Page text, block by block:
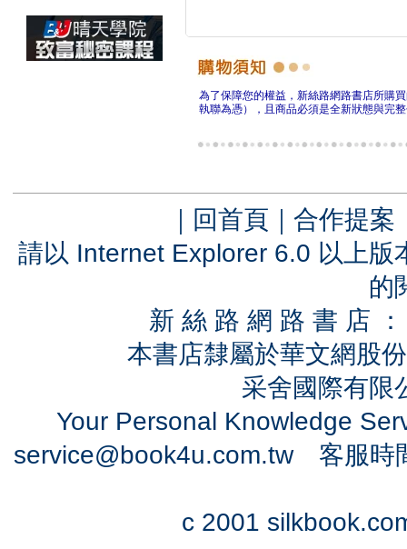
為了保障您的權益，新絲路網路書店所購
執聯為憑），且商品必須是全新狀態與完
｜ 回首頁 ｜ 合作提案
請以 Internet Explorer 6.0 以上
的
新 絲 路 網 路 書 店
本書店隸屬於華文網股
采舍國際有
Your Personal Knowledge
service@book4u.com.tw客服時
c 2001